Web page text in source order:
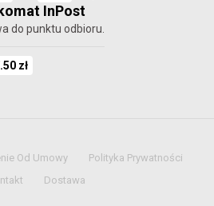
InPost
do punktu odbioru.
zł
Od Umowy
Polityka Prywatności
Dostawa